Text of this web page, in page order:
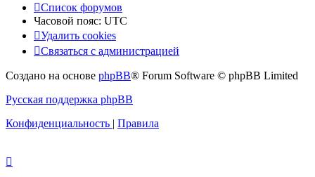
Список форумов
Часовой пояс: UTC
Удалить cookies
Связаться с администрацией
Создано на основе phpBB® Forum Software © phpBB Limited
Русская поддержка phpBB
Конфиденциальность | Правила